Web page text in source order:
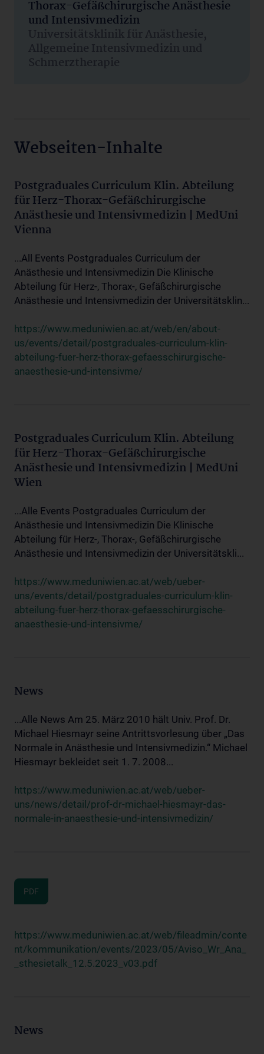
Thorax-Gefäßchirurgische Anästhesie
und Intensivmedizin
Universitätsklinik für Anästhesie,
Allgemeine Intensivmedizin und
Schmerztherapie
Webseiten-Inhalte
Postgraduales Curriculum Klin. Abteilung
für Herz-Thorax-Gefäßchirurgische
Anästhesie und Intensivmedizin | MedUni
Vienna
...All Events Postgraduales Curriculum der
Anästhesie und Intensivmedizin Die Klinische
Abteilung für Herz-, Thorax-, Gefäßchirurgische
Anästhesie und Intensivmedizin der Universitätsklin...
https://www.meduniwien.ac.at/web/en/about-
us/events/detail/postgraduales-curriculum-klin-
abteilung-fuer-herz-thorax-gefaesschirurgische-
anaesthesie-und-intensivme/
Postgraduales Curriculum Klin. Abteilung
für Herz-Thorax-Gefäßchirurgische
Anästhesie und Intensivmedizin | MedUni
Wien
...Alle Events Postgraduales Curriculum der
Anästhesie und Intensivmedizin Die Klinische
Abteilung für Herz-, Thorax-, Gefäßchirurgische
Anästhesie und Intensivmedizin der Universitätskli...
https://www.meduniwien.ac.at/web/ueber-
uns/events/detail/postgraduales-curriculum-klin-
abteilung-fuer-herz-thorax-gefaesschirurgische-
anaesthesie-und-intensivme/
News
...Alle News Am 25. März 2010 hält Univ. Prof. Dr.
Michael Hiesmayr seine Antrittsvorlesung über „Das
Normale in Anästhesie und Intensivmedizin.“ Michael
Hiesmayr bekleidet seit 1. 7. 2008...
https://www.meduniwien.ac.at/web/ueber-
uns/news/detail/prof-dr-michael-hiesmayr-das-
normale-in-anaesthesie-und-intensivmedizin/
PDF
https://www.meduniwien.ac.at/web/fileadmin/conte
nt/kommunikation/events/2023/05/Aviso_Wr_Ana_
_sthesietalk_12.5.2023_v03.pdf
News